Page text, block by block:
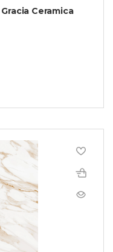
Ceramica